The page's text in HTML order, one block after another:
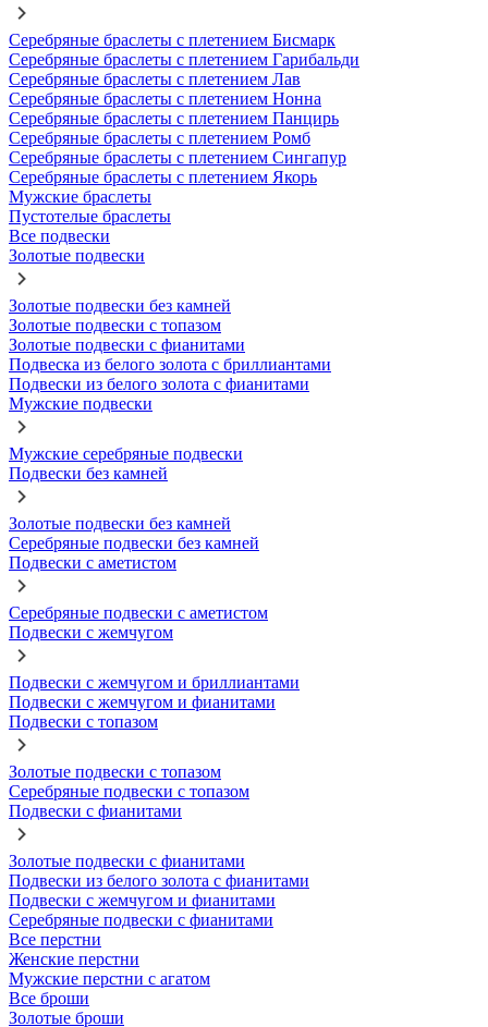
Серебряные браслеты с плетением Бисмарк
Серебряные браслеты с плетением Гарибальди
Серебряные браслеты с плетением Лав
Серебряные браслеты с плетением Нонна
Серебряные браслеты с плетением Панцирь
Серебряные браслеты с плетением Ромб
Серебряные браслеты с плетением Сингапур
Серебряные браслеты с плетением Якорь
Мужские браслеты
Пустотелые браслеты
Все подвески
Золотые подвески
Золотые подвески без камней
Золотые подвески с топазом
Золотые подвески с фианитами
Подвеска из белого золота с бриллиантами
Подвески из белого золота с фианитами
Мужские подвески
Мужские серебряные подвески
Подвески без камней
Золотые подвески без камней
Серебряные подвески без камней
Подвески с аметистом
Серебряные подвески с аметистом
Подвески с жемчугом
Подвески с жемчугом и бриллиантами
Подвески с жемчугом и фианитами
Подвески с топазом
Золотые подвески с топазом
Серебряные подвески с топазом
Подвески с фианитами
Золотые подвески с фианитами
Подвески из белого золота с фианитами
Подвески с жемчугом и фианитами
Серебряные подвески с фианитами
Все перстни
Женские перстни
Мужские перстни с агатом
Все броши
Золотые броши